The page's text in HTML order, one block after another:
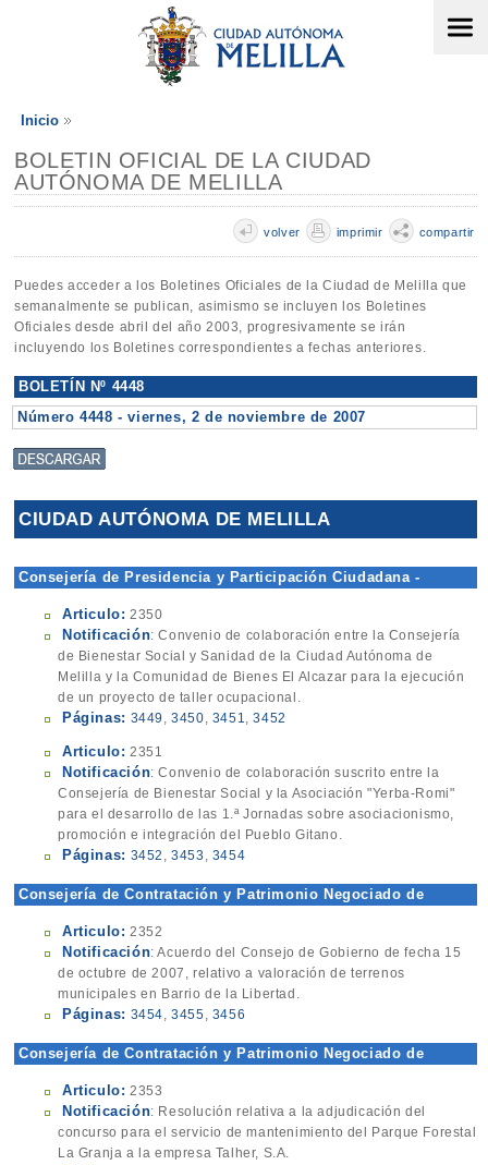
Inicio
BOLETIN OFICIAL DE LA CIUDAD
AUTÓNOMA DE MELILLA
volver imprimir compartir
Puedes acceder a los Boletines Oficiales de la Ciudad de Melilla que
semanalmente se publican, asimismo se incluyen los Boletines
Oficiales desde abril del año 2003, progresivamente se irán
incluyendo los Boletines correspondientes a fechas anteriores.
BOLETÍN Nº 4448
Número 4448 - viernes, 2 de noviembre de 2007
CIUDAD AUTÓNOMA DE MELILLA
Consejería de Presidencia y Participación Ciudadana -
Articulo: 2350
Notificación: Convenio de colaboración entre la Consejería
de Bienestar Social y Sanidad de la Ciudad Autónoma de
Melilla y la Comunidad de Bienes El Alcazar para la ejecución
de un proyecto de taller ocupacional.
Páginas: 3449 ,3450, 3451,3452
Articulo: 2351
Notificación: Convenio de colaboración suscrito entre la
Consejería de Bienestar Social y la Asociación "Yerba-Romi"
para el desarrollo de las 1.ª Jornadas sobre asociacionismo,
promoción e integración del Pueblo Gitano.
Páginas: 3452 ,3453 , 3454
Consejería de Contratación y Patrimonio Negociado de
Articulo: 2352
Notificación: Acuerdo del Consejo de Gobierno de fecha 15
de octubre de 2007, relativo a valoración de terrenos
municipales en Barrio de la Libertad.
Páginas: 3454,3455, 3456
Consejería de Contratación y Patrimonio Negociado de
Articulo: 2353
Notificación: Resolución relativa a la adjudicación del
concurso para el servicio de mantenimiento del Parque Forestal
La Granja a la empresa Talher, S.A.